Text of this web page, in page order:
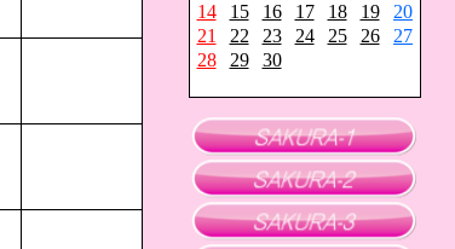
14
15 16 17 18 19
20
21
22 23 24 25 26
27
28
29 30